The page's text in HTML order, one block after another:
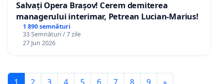
Salvați Opera Brașov! Cerem demiterea
managerului interimar, Petrean Lucian-Marius!
1 890 semnături
33 Semnături / 7 zile
27 Jun 2026